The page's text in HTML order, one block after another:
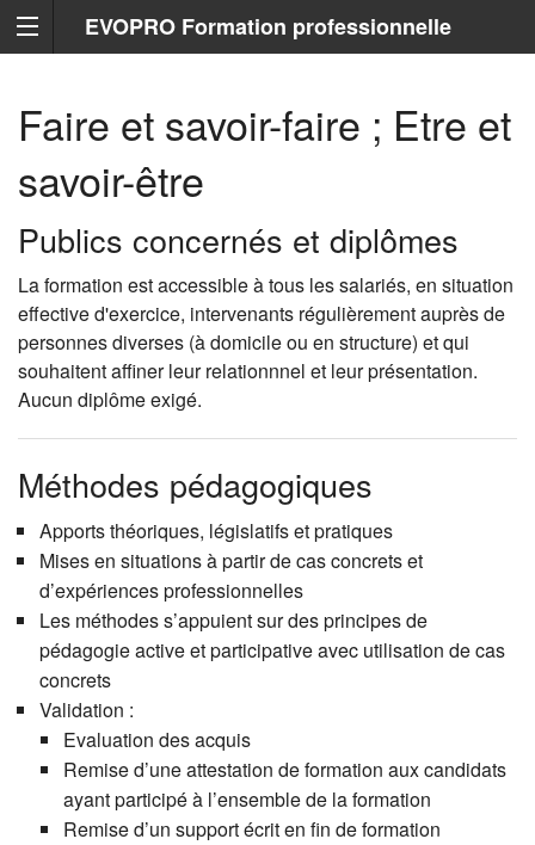
EVOPRO Formation professionnelle
Faire et savoir-faire ; Etre et
savoir-être
Publics concernés et diplômes
La formation est accessible à tous les salariés, en situation
effective d'exercice, intervenants régulièrement auprès de
personnes diverses (à domicile ou en structure) et qui
souhaitent affiner leur relationnnel et leur présentation.
Aucun diplôme exigé.
Méthodes pédagogiques
Apports théoriques, législatifs et pratiques
Mises en situations à partir de cas concrets et
d’expériences professionnelles
Les méthodes s’appuient sur des principes de
pédagogie active et participative avec utilisation de cas
concrets
Validation :
Evaluation des acquis
Remise d’une attestation de formation aux candidats
ayant participé à l’ensemble de la formation
Remise d’un support écrit en fin de formation